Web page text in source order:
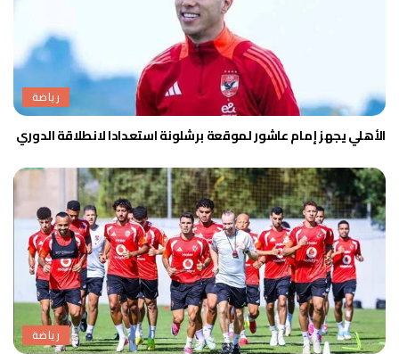
رياضة
الأهلي يجهز إمام عاشور لموقعة برشلونة استعدادا لانطلاقة الدوري
رياضة